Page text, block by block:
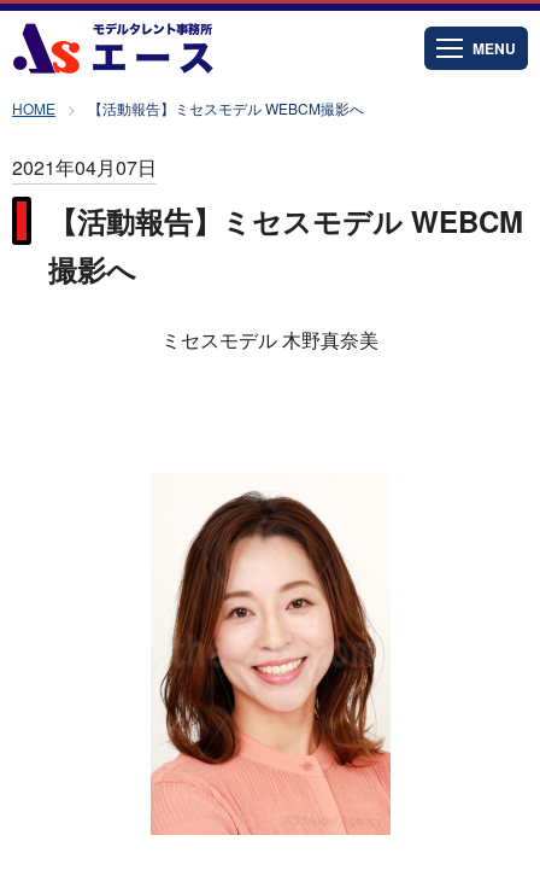
MENU
HOME 【活動報告】ミセスモデル WEBCM撮影へ
2021年04月07日
【活動報告】ミセスモデル WEBCM
撮影へ
ミセスモデル 木野真奈美